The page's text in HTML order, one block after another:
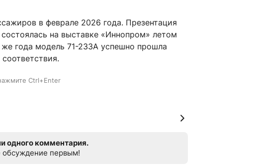
в феврале 2026 года. Презентация
на выставке «Иннопром» летом
года модель 71-233А успешно прошла
Ctrl+Enter
одного комментария.
обсуждение первым!